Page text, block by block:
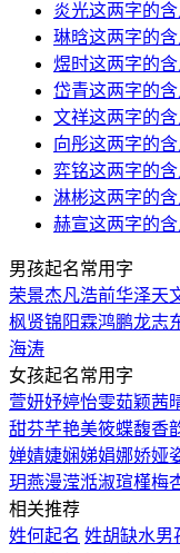
炎光这两字的
琳晗这两字的
煜时这两字的
岱青这两字的
文祥这两字的
向彤这两字的
弈铭这两字的
淋彬这两字的
赫宣这两字的
男孩起名常用字
荣景杰凡浩前华泽天
枫贤锦 阳霖鸿鹏龙志
海涛
女孩起名常用字
萱妍妤婷怡雯茹颖茜
甜芬芊艳美筱蝶馥香
婵婧婕娴娣娟娜娇娅
玥燕漫滢湉淑瑄槿梅
相关推荐
姓何起名 姓胡缺水男